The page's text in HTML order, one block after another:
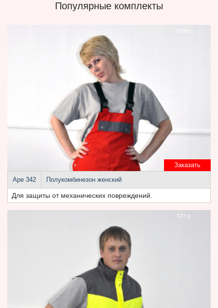
Популярные комплекты
Заказать
85.86 р.
Аре 342 Полукомбинезон женский
Для защиты от механических повреждений.
673 р.